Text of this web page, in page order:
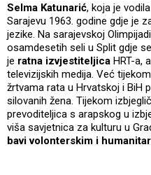
Selma Katunarić, koja je
Sarajevu 1963. godine gdje je
jezike. Na sarajevskoj
osamdesetih seli u Split gdje
je ratna izvjestiteljica HRT-a,
televizijskih medija. Već
žrtvama rata u Hrvatskoj i BiH
silovanih žena. Tijekom
prevoditeljica s arapskog u
viša savjetnica za kulturu u
bavi volonterskim i